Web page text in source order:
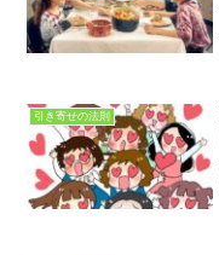
引き寄せの法則